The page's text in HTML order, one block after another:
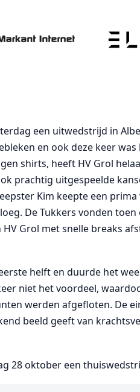
een uitwedstrijd in
en ook deze keer
shirts, heeft HV Grol
prachtig uitgespeelde
Kim keepte een
De Tukkers vonden
Grol met snelle breaks
helft en duurde het
niet het voordeel,
werden afgefloten. De
beeld geeft van
28 oktober een